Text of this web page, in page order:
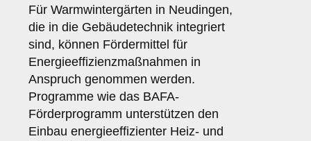
Für Warmwintergärten in Neudingen,
die in die Gebäudetechnik integriert
sind, können Fördermittel für
Energieeffizienzmaßnahmen in
Anspruch genommen werden.
Programme wie das BAFA-
Förderprogramm unterstützen den
Einbau energieeffizienter Heiz- und